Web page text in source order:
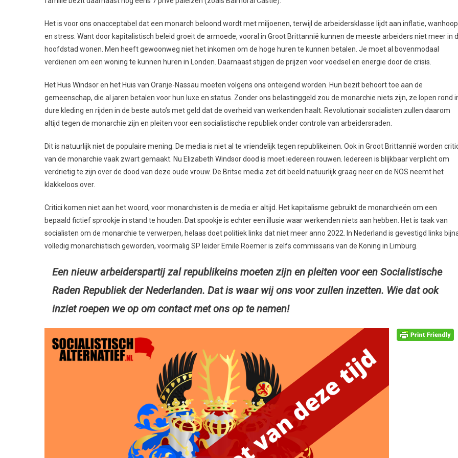
Het is voor ons onacceptabel dat een monarch beloond wordt met miljoenen, terwijl de arbeidersklasse lijdt aan inflatie, wanhoop
en stress. Want door kapitalistisch beleid groeit de armoede, vooral in Groot Brittannië kunnen de meeste arbeiders niet meer in
hoofdstad wonen. Men heeft gewoonweg niet het inkomen om de hoge huren te kunnen betalen. Je moet al bovenmodaal
verdienen om een woning te kunnen huren in Londen. Daarnaast stijgen de prijzen voor voedsel en energie door de crisis.
Het Huis Windsor en het Huis van Oranje-Nassau moeten volgens ons onteigend worden. Hun bezit behoort toe aan de
gemeenschap, die al jaren betalen voor hun luxe en status. Zonder ons belastinggeld zou de monarchie niets zijn, ze lopen rond
dure kleding en rijden in de beste auto’s met geld dat de overheid van werkenden haalt. Revolutionair socialisten zullen daarom
altijd tegen de monarchie zijn en pleiten voor een socialistische republiek onder controle van arbeidersraden.
Dit is natuurlijk niet de populaire mening. De media is niet al te vriendelijk tegen republikeinen. Ook in Groot Brittannië worden
van de monarchie vaak zwart gemaakt. Nu Elizabeth Windsor dood is moet iedereen rouwen. Iedereen is blijkbaar verplicht om
verdrietig te zijn over de dood van deze oude vrouw. De Britse media zet dit beeld natuurlijk graag neer en de NOS neemt het
klakkeloos over.
Critici komen niet aan het woord, voor monarchisten is de media er altijd. Het kapitalisme gebruikt de monarchieën om een
bepaald fictief sprookje in stand te houden. Dat spookje is echter een illusie waar werkenden niets aan hebben. Het is taak van
socialisten om de monarchie te verwerpen, helaas doet politiek links dat niet meer anno 2022. In Nederland is gevestigd links
volledig monarchistisch geworden, voormalig SP leider Emile Roemer is zelfs commissaris van de Koning in Limburg.
Een nieuw arbeiderspartij zal republikeins moeten zijn en pleiten voor een Socialistische
Raden Republiek der Nederlanden. Dat is waar wij ons voor zullen inzetten. Wie dat ook
inziet roepen we op om contact met ons op te nemen!